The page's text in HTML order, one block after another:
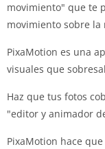
movimiento" que te
movimiento sobre la
PixaMotion es una
visuales que
Haz que tus fotos
"editor y animador
PixaMotion hace